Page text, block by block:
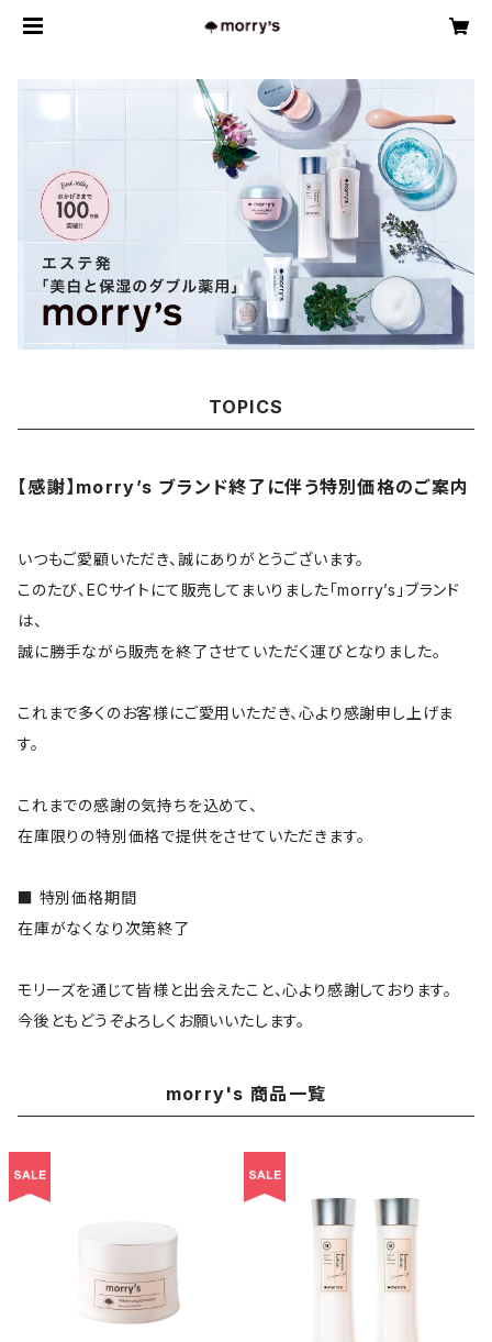
TOPICS
【感謝】morry’s ブランド終了に伴う特別価格のご案内
いつもご愛顧いただき、誠にありがとうございます。
このたび、ECサイトにて販売してまいりました「morry’s」ブランド
は、
誠に勝手ながら販売を終了させていただく運びとなりました。
これまで多くのお客様にご愛用いただき、心より感謝申し上げま
す。
これまでの感謝の気持ちを込めて、
在庫限りの特別価格で提供をさせていただきます。
■ 特別価格期間
在庫がなくなり次第終了
モリーズを通じて皆様と出会えたこと、心より感謝しております。
今後ともどうぞよろしくお願いいたします。
morry's 商品一覧